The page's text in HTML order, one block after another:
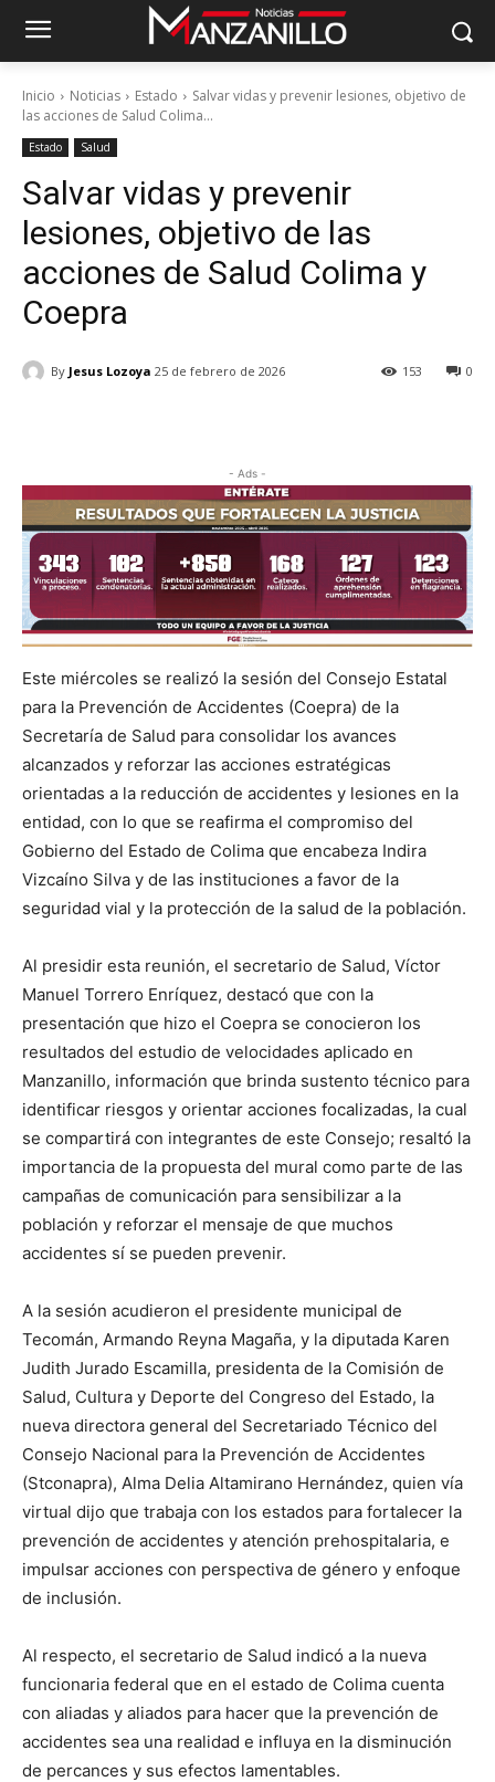
Inicio Noticias Estado
Salvar vidas y prevenir lesiones, objetivo de
las acciones de Salud Colima...
Estado Salud
Salvar vidas y prevenir
lesiones, objetivo de las
acciones de Salud Colima y
Coepra
By Jesus Lozoya 25 de febrero de 2026 0
153
- Ads -
Este miércoles se realizó la sesión del Consejo Estatal
para la Prevención de Accidentes (Coepra) de la
Secretaría de Salud para consolidar los avances
alcanzados y reforzar las acciones estratégicas
orientadas a la reducción de accidentes y lesiones en la
entidad, con lo que se reafirma el compromiso del
Gobierno del Estado de Colima que encabeza Indira
Vizcaíno Silva y de las instituciones a favor de la
seguridad vial y la protección de la salud de la población.
Al presidir esta reunión, el secretario de Salud, Víctor
Manuel Torrero Enríquez, destacó que con la
presentación que hizo el Coepra se conocieron los
resultados del estudio de velocidades aplicado en
Manzanillo, información que brinda sustento técnico para
identificar riesgos y orientar acciones focalizadas, la cual
se compartirá con integrantes de este Consejo; resaltó la
importancia de la propuesta del mural como parte de las
campañas de comunicación para sensibilizar a la
población y reforzar el mensaje de que muchos
accidentes sí se pueden prevenir.
A la sesión acudieron el presidente municipal de
Tecomán, Armando Reyna Magaña, y la diputada Karen
Judith Jurado Escamilla, presidenta de la Comisión de
Salud, Cultura y Deporte del Congreso del Estado, la
nueva directora general del Secretariado Técnico del
Consejo Nacional para la Prevención de Accidentes
(Stconapra), Alma Delia Altamirano Hernández, quien vía
virtual dijo que trabaja con los estados para fortalecer la
prevención de accidentes y atención prehospitalaria, e
impulsar acciones con perspectiva de género y enfoque
de inclusión.
Al respecto, el secretario de Salud indicó a la nueva
funcionaria federal que en el estado de Colima cuenta
con aliadas y aliados para hacer que la prevención de
accidentes sea una realidad e influya en la disminución
de percances y sus efectos lamentables.